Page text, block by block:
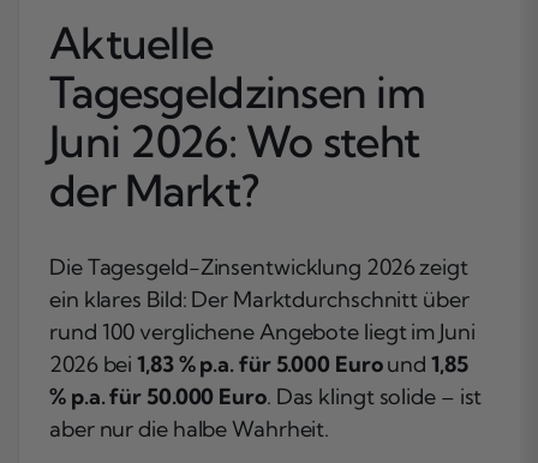
Aktuelle
Tagesgeldzinsen im
Juni 2026: Wo steht
der Markt?
Die Tagesgeld-Zinsentwicklung 2026 zeigt
ein klares Bild: Der Marktdurchschnitt über
rund 100 verglichene Angebote liegt im Juni
2026 bei1,83 % p.a. für 5.000 Euround1,85
% p.a. für 50.000 Euro. Das klingt solide – ist
aber nur die halbe Wahrheit.